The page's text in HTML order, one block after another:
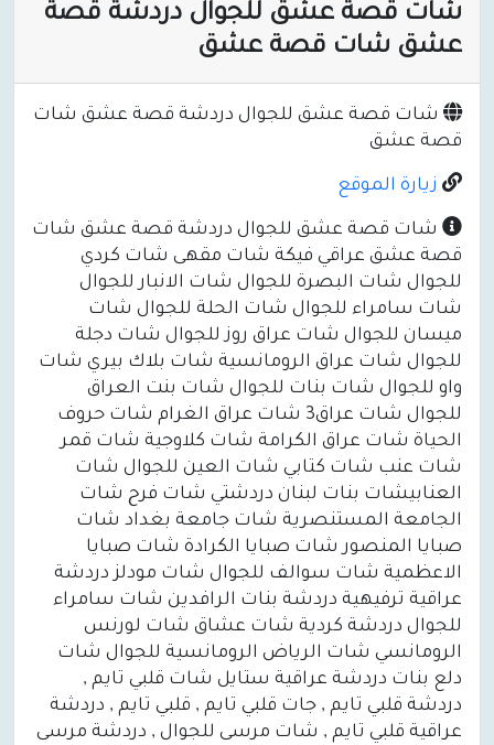
شات قصة عشق للجوال دردشة قصة
عشق شات قصة عشق
شات قصة عشق للجوال دردشة قصة عشق شات
قصة عشق
زيارة الموقع
شات قصة عشق للجوال دردشة قصة عشق شات
قصة عشق عراقي فيكة شات مقهى شات كردي
للجوال شات البصرة للجوال شات الانبار للجوال
شات سامراء للجوال شات الحلة للجوال شات
ميسان للجوال شات عراق روز للجوال شات دجلة
للجوال شات عراق الرومانسية شات بلاك بيري شات
واو للجوال شات بنات للجوال شات بنت العراق
للجوال شات عراق3 شات عراق الغرام شات حروف
الحياة شات عراق الكرامة شات كلاوجية شات قمر
شات عنب شات كتابي شات العين للجوال شات
العنابيشات بنات لبنان دردشتي شات فرح شات
الجامعة المستنصرية شات جامعة بغداد شات
صبايا المنصور شات صبايا الكرادة شات صبايا
الاعظمية شات سوالف للجوال شات مودلز دردشة
عراقية ترفيهية دردشة بنات الرافدين شات سامراء
للجوال دردشة كردية شات عشاق شات لورنس
الرومانسي شات الرياض الرومانسية للجوال شات
دلع بنات دردشة عراقية ستايل شات قلبي تايم ,
دردشة قلبي تايم , جات قلبي تايم , قلبي تايم , دردشة
عراقية قلبي تايم , شات مرسى للجوال , دردشة مرسى